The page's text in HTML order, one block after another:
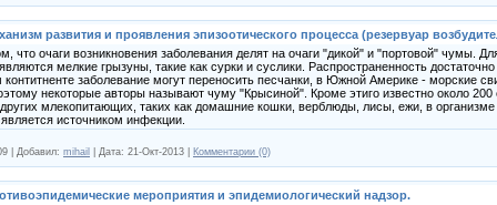
развития и проявления эпизоотического процесса (резервуар
что очаги возникновения заболевания делят на очаги "дикой" и "портовой" чумы.
мелкие грызуны, такие как сурки и суслики. Распространенность
заболевание могут переносить песчанки, в Южной Америке - морские
некоторые авторы называют чуму "Крысиной". Кроме этиго известно около 200
млекопитающих, таких как домашние кошки, верблюды, лисы, ежи, в
источником инфекции.
Добавил: mihail Дата: 21-Окт-2013 Комментарии (0)
мероприятия и эпидемиологический надзор.